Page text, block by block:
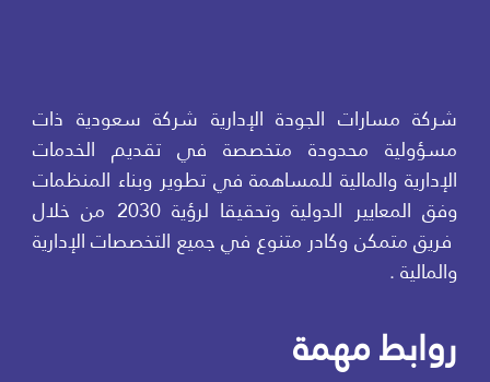
شركة مسارات الجودة الإدارية شركة سعودية ذات
مسؤولية محدودة متخصصة في تقديم الخدمات
الإدارية والمالية للمساهمة في تطوير وبناء المنظمات
وفق المعايير الدولية وتحقيقا لرؤية 2030 من خلال
فريق متمكن وكادر متنوع في جميع التخصصات الإدارية
والمالية .
روابط مهمة